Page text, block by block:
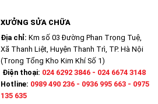
XƯỞNG SỬA CHỮA
Địa chỉ: Km số 03 Đường Phan Trọng Tuệ,
Xã Thanh Liệt, Huyện Thanh Trì, TP. Hà Nội
(Trong Tổng Kho Kim Khí Số 1)
Điện thoại: 024 6292 3846 - 024 6674 3148
Hotline: 0989 490 236 - 0936 995 663 - 0975
135 635